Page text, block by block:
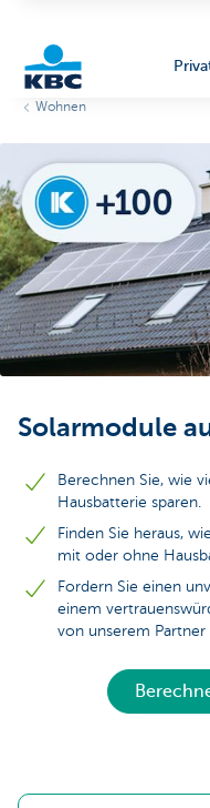
Particulieren
Wohnen
Solarmodule
Berechnen Sie, wie
Hausbatterie sparen.
Finden Sie heraus,
mit oder ohne
Fordern Sie einen
einem
von unserem Partner